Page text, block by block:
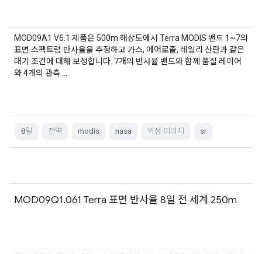
MOD09A1 V6.1 제품은 500m 해상도에서 Terra MODIS 밴드 1~7의
표면 스펙트럼 반사율을 추정하고 가스, 에어로졸, 레일리 산란과 같은
대기 조건에 대해 보정합니다. 7개의 반사율 밴드와 함께 품질 레이어
와 4개의 관측 …
8일 전역 modis nasa 위성 이미지 sr
MOD09Q1.061 Terra 표면 반사율 8일 전 세계 250m